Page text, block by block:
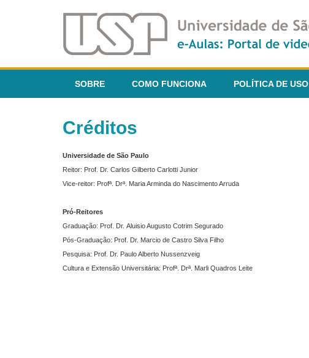
SOBRE COMO FUNCIONA POLÍTICA DE USO
Créditos
Universidade de São Paulo
Reitor: Prof. Dr. Carlos Gilberto Carlotti Junior
Vice-reitor: Profª. Drª. Maria Arminda do Nascimento Arruda
Pró-Reitores
Graduação: Prof. Dr. Aluisio Augusto Cotrim Segurado
Pós-Graduação: Prof. Dr. Marcio de Castro Silva Filho
Pesquisa: Prof. Dr. Paulo Alberto Nussenzveig
Cultura e Extensão Universitária: Profª. Drª. Marli Quadros Leite